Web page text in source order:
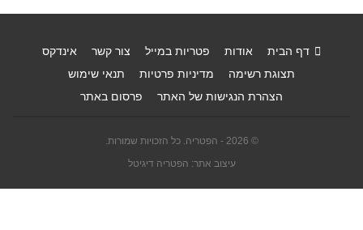
דף הבית אודות פטריות במייל צור קשר
אינדקס
תצוגת רשימה
מדיניות פרטיות
תנאי שימוש
הצהרת הנגישות של האתר
פרסום באתר
© 2026 - הפטריה. כל הזכויות שמורות.
עיצוב אתר: הפטריה דיגיטל